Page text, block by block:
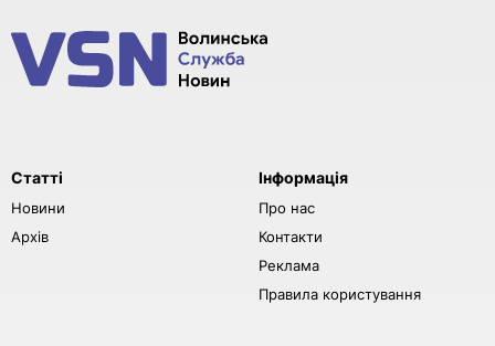
Статті
Новини
Архів
Інформація
Про нас
Контакти
Реклама
Правила користування